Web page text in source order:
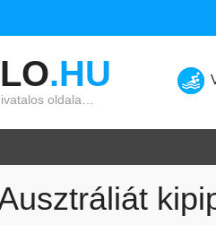
.HU
oldala…